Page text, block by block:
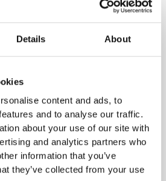
Details About
content and ads, to
and to analyse our traffic.
about your use of our site with
and analytics partners who
information that you’ve
they’ve collected from your use
Copilot-Einführung